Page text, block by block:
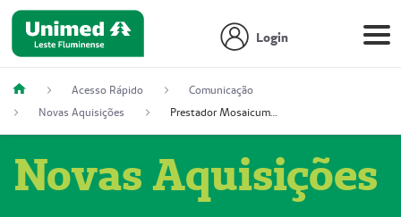
Login
Acesso Rápido
Comunicação
Novas Aquisições
Prestador Mosaicum Espaço Clínico Ltda (51004352-0)
Novas Aquisições